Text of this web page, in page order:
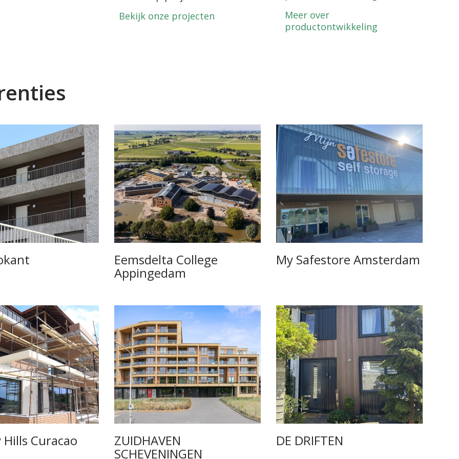
Bekijk onze projecten
Meer over
productontwikkeling
Eemsdelta College
Appingedam
My Safestore Amsterdam
Hills Curacao ZUIDHAVEN
SCHEVENINGEN
DE DRIFTEN